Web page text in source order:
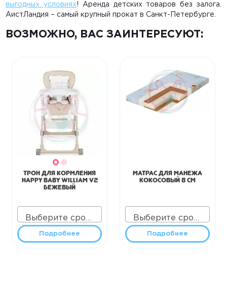
выгодных условиях! Аренда детских товаров без залога.
АистЛандия – самый крупный прокат в Санкт-Петербурге.
ВОЗМОЖНО, ВАС ЗАИНТЕРЕСУЮТ:
Трон для кормления
Happy Baby William V2
бежевый
Выберите срок аренды
Подробнее
Матрас для манежа
кокосовый 8 см
Выберите срок аренды
Подробнее